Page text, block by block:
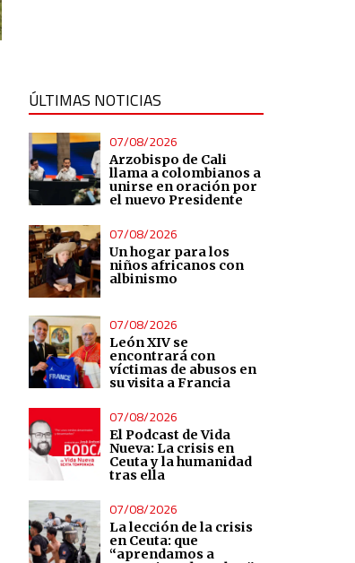
ÚLTIMAS NOTICIAS
07/08/2026
Arzobispo de Cali
llama a colombianos a
unirse en oración por
el nuevo Presidente
07/08/2026
Un hogar para los
niños africanos con
albinismo
07/08/2026
León XIV se
encontrará con
víctimas de abusos en
su visita a Francia
07/08/2026
El Podcast de Vida
Nueva: La crisis en
Ceuta y la humanidad
tras ella
07/08/2026
La lección de la crisis
en Ceuta: que
“aprendamos a